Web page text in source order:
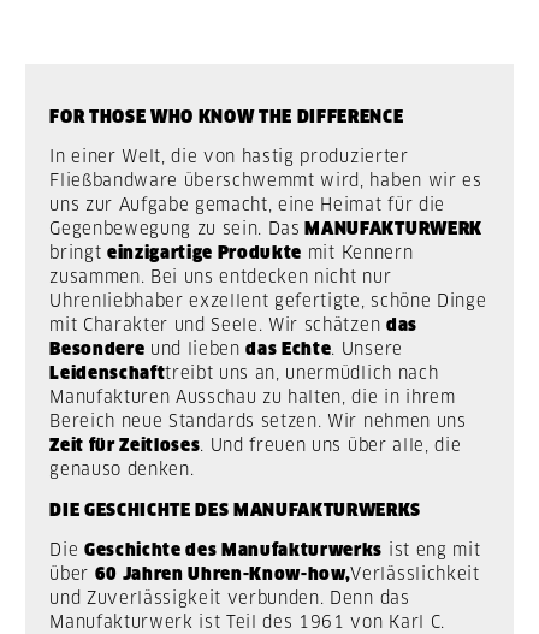
FOR THOSE WHO KNOW THE DIFFERENCE
In einer Welt, die von hastig produzierter
Fließbandware überschwemmt wird, haben wir es
uns zur Aufgabe gemacht, eine Heimat für die
Gegenbewegung zu sein. Das MANUFAKTURWERK
bringt einzigartige Produkte mit Kennern
zusammen. Bei uns entdecken nicht nur
Uhrenliebhaber exzellent gefertigte, schöne Dinge
mit Charakter und Seele. Wir schätzen das
Besondere und liebendas Echte. Unsere
Leidenschafttreibt uns an, unermüdlich nach
Manufakturen Ausschau zu halten, die in ihrem
Bereich neue Standards setzen. Wir nehmen uns
Zeit für Zeitloses. Und freuen uns über alle, die
genauso denken.
DIE GESCHICHTE DES MANUFAKTURWERKS
Die Geschichte des Manufakturwerks ist eng mit
über 60 Jahren Uhren-Know-how,Verlässlichkeit
und Zuverlässigkeit verbunden. Denn das
Manufakturwerk ist Teil des 1961 von Karl C.